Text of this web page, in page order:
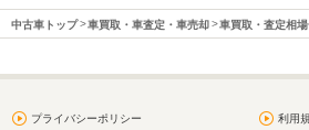
中古車トップ 車買取・車査定・車売却 車買取・査定相
プライバシーポリシー 利用